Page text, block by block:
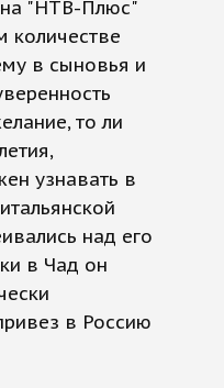
на "НТВ-Плюс"
в сыновья и
то ли
узнавать в
над его
в Чад он
в Россию